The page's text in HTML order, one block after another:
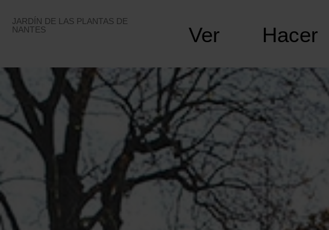
content
JARDÍN DE LAS PLANTAS DE
NANTES
Ver Hacer